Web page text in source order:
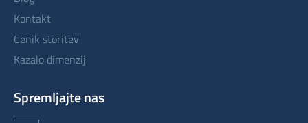
kontakt
cenik storitev
kazalo dimenzij
Spremljajte nas